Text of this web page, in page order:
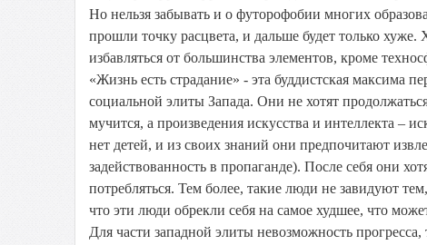
Но нельзя забывать и о футорофобии многих
прошли точку расцвета, и дальше будет только
избавляться от большинства элементов, кроме
«Жизнь есть страдание» - эта буддистская максима
социальной элиты Запада. Они не хотят
мучится, а произведения искусства и интеллекта –
нет детей, и из своих знаний они предпочитают
задействованность в пропаганде). После себя они
потребляться. Тем более, такие люди не завидуют
что эти люди обрекли себя на самое худшее, что
Для части западной элиты невозможность